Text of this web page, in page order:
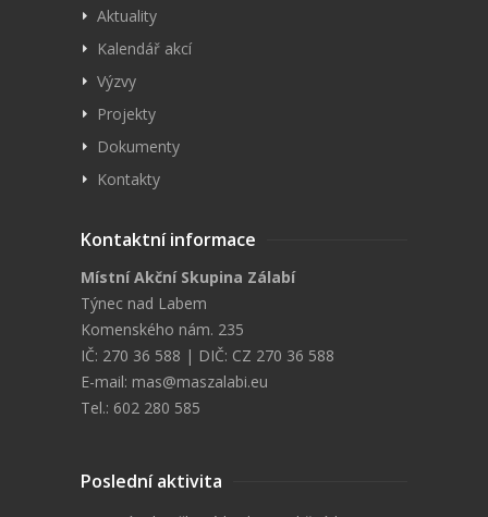
Aktuality
Kalendář akcí
Výzvy
Projekty
Dokumenty
Kontakty
Kontaktní informace
Místní Akční Skupina Zálabí
Týnec nad Labem
Komenského nám. 235
IČ: 270 36 588 | DIČ: CZ 270 36 588
E-mail: mas@maszalabi.eu
Tel.: 602 280 585
Poslední aktivita